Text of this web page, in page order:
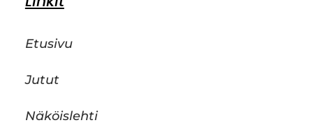
Etusivu
Jutut
Näköislehti